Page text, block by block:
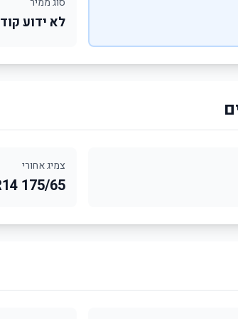
לא ידוע קוד 0
צמיג אחורי
175/65 R14